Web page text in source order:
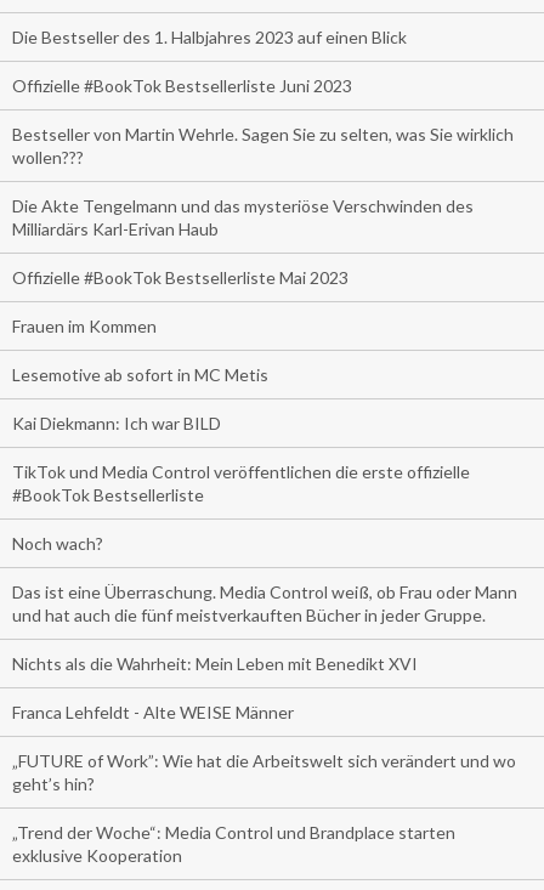
Die Bestseller des 1. Halbjahres 2023 auf einen Blick
Offizielle #BookTok Bestsellerliste Juni 2023
Bestseller von Martin Wehrle. Sagen Sie zu selten, was Sie wirklich
wollen???
Die Akte Tengelmann und das mysteriöse Verschwinden des
Milliardärs Karl-Erivan Haub
Offizielle #BookTok Bestsellerliste Mai 2023
Frauen im Kommen
Lesemotive ab sofort in MC Metis
Kai Diekmann: Ich war BILD
TikTok und Media Control veröffentlichen die erste offizielle
#BookTok Bestsellerliste
Noch wach?
Das ist eine Überraschung. Media Control weiß, ob Frau oder Mann
und hat auch die fünf meistverkauften Bücher in jeder Gruppe.
Nichts als die Wahrheit: Mein Leben mit Benedikt XVI
Franca Lehfeldt - Alte WEISE Männer
„FUTURE of Work”: Wie hat die Arbeitswelt sich verändert und wo
geht’s hin?
„Trend der Woche“: Media Control und Brandplace starten
exklusive Kooperation